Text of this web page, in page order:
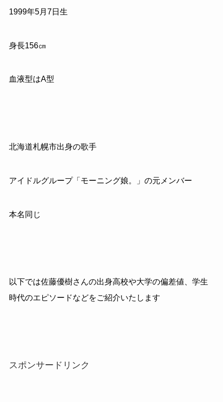
1999年5月7日生
身長156㎝
血液型はA型
北海道札幌市出身の歌手
アイドルグループ「モーニング娘。」の元メンバー
本名同じ
以下では佐藤優樹さんの出身高校や大学の偏差値、学生
時代のエピソードなどをご紹介いたします
スポンサードリンク